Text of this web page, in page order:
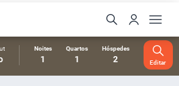
Noites
1
Quartos
1
Hóspedes
2 Editar